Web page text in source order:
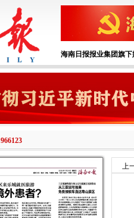
海南日报报业集团旗下
966123
上